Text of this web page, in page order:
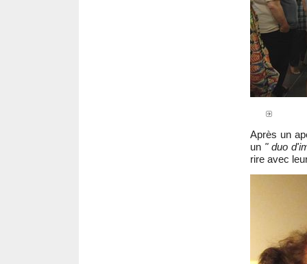
Après un
un " duo
rire avec